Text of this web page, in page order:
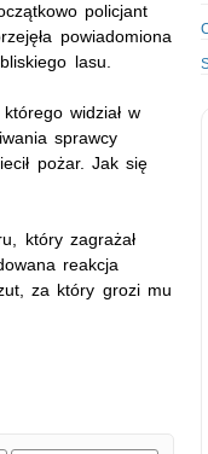
policjant
powiadomiona
lasu.
widział w
sprawcy
pożar. Jak się
który zagrażał
reakcja
za który grozi mu